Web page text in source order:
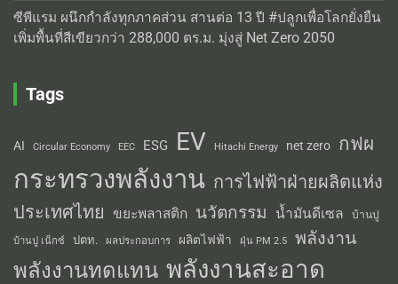
ซีพีแรม ผนึกกำลังทุกภาคส่วน สานต่อ 13 ปี #ปลูกเพื่อโลกยั่งยืน
เพิ่มพื้นที่สีเขียวกว่า 288,000 ตร.ม. มุ่งสู่ Net Zero 2050
Tags
AI Circular Economy EEC ESG EV Hitachi Energy net zero กฟผ
กระทรวงพลังงาน การไฟฟ้าฝ่ายผลิตแห่ง
ประเทศไทย
ขยะพลาสติก นวัตกรรม น้ำมันดีเซล บ้านปู
บ้านปู เน็กซ์ ปตท. ผลประกอบการ ผลิตไฟฟ้า ฝุ่น PM 2.5 พลังงาน
พลังงานทดแทน พลังงานสะอาด